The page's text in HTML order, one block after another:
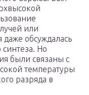
или
обсуждалась
синтеза. Но
были связаны с
температуры
разряда в